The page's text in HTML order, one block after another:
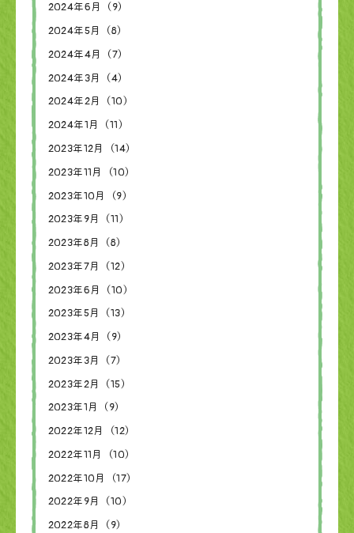
2024年6月（9）
2024年5月（8）
2024年4月（7）
2024年3月（4）
2024年2月（10）
2024年1月（11）
2023年12月（14）
2023年11月（10）
2023年10月（9）
2023年9月（11）
2023年8月（8）
2023年7月（12）
2023年6月（10）
2023年5月（13）
2023年4月（9）
2023年3月（7）
2023年2月（15）
2023年1月（9）
2022年12月（12）
2022年11月（10）
2022年10月（17）
2022年9月（10）
2022年8月（9）